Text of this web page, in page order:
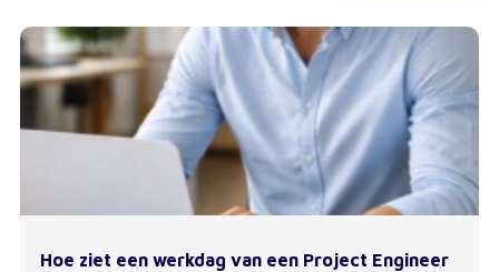
Hoe ziet een werkdag van een Project Engineer